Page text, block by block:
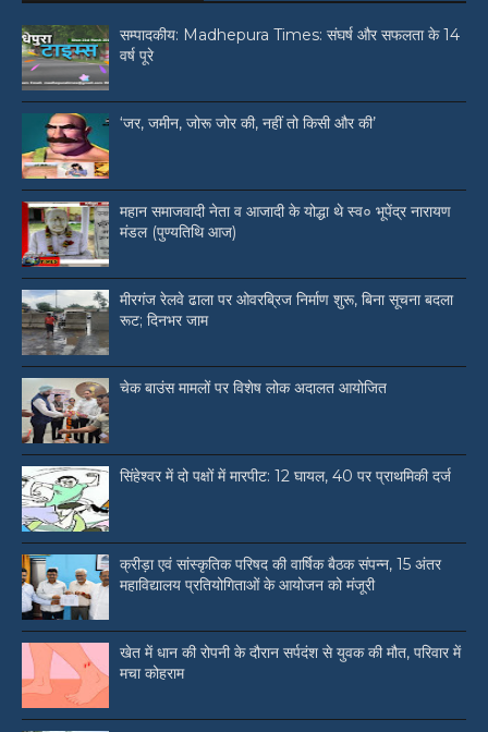
सम्पादकीय: Madhepura Times: संघर्ष और सफलता के 14
वर्ष पूरे
‘जर, जमीन, जोरू जोर की, नहीं तो किसी और की’
महान समाजवादी नेता व आजादी के योद्धा थे स्व० भूपेंद्र नारायण
मंडल (पुण्यतिथि आज)
मीरगंज रेलवे ढाला पर ओवरब्रिज निर्माण शुरू, बिना सूचना बदला
रूट; दिनभर जाम
चेक बाउंस मामलों पर विशेष लोक अदालत आयोजित
सिंहेश्वर में दो पक्षों में मारपीट: 12 घायल, 40 पर प्राथमिकी दर्ज
क्रीड़ा एवं सांस्कृतिक परिषद की वार्षिक बैठक संपन्न, 15 अंतर
महाविद्यालय प्रतियोगिताओं के आयोजन को मंजूरी
खेत में धान की रोपनी के दौरान सर्पदंश से युवक की मौत, परिवार में
मचा कोहराम